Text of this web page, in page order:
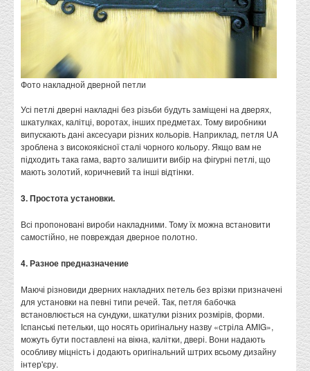
Фото накладной дверной петли
Усі петлі дверні накладні без різьби будуть заміщені на дверях,
шкатулках, калітці, воротах, інших предметах. Тому виробники
випускають дані аксесуари різних кольорів. Наприклад, петля UA
зроблена з високоякісної сталі чорного кольору. Якщо вам не
підходить така гама, варто залишити вибір на фігурні петлі, що
мають золотий, коричневий та інші відтінки.
3. Простота установки.
Всі пропоновані вироби накладними. Тому їх можна встановити
самостійно, не повреждая дверное полотно.
4. Разное предназначение
Маючі різновиди дверних накладних петель без врізки призначені
для установки на певні типи речей. Так, петля бабочка
встановлюється на сундуки, шкатулки різних розмірів, форми.
Іспанські петельки, що носять оригінальну назву «стріла AMIG»,
можуть бути поставлені на вікна, калітки, двері. Вони надають
особливу міцність і додають оригінальний штрих всьому дизайну
інтер'єру.